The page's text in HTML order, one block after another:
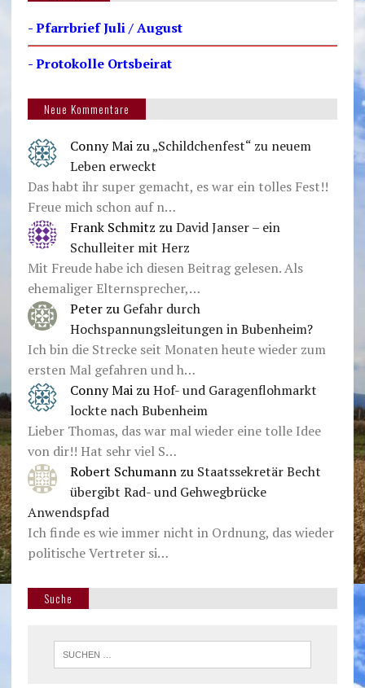
- Pfarrbrief Juli / August
- Protokolle Ortsbeirat
Neue Kommentare
Conny Mai zu„Schildchenfest“ zu neuem
Leben erweckt
Das habt ihr super gemacht, es war ein tolles Fest!!
Freue mich schon auf n…
Frank Schmitz zu David Janser – ein
Schulleiter mit Herz
Mit Freude habe ich diesen Beitrag gelesen. Als
ehemaliger Elternsprecher,…
Peter zu Gefahr durch
Hochspannungsleitungen in Bubenheim?
Ich bin die Strecke seit Monaten heute wieder zum
ersten Mal gefahren und h…
Conny Mai zu Hof- und Garagenflohmarkt
lockte nach Bubenheim
Lieber Thomas, das war mal wieder eine tolle Idee
von dir!! Hat sehr viel S…
Robert Schumann zu Staatssekretär Becht
übergibt Rad- und Gehwegbrücke
Anwendspfad
Ich finde es wie immer nicht in Ordnung, das wieder
politische Vertreter si…
Suche